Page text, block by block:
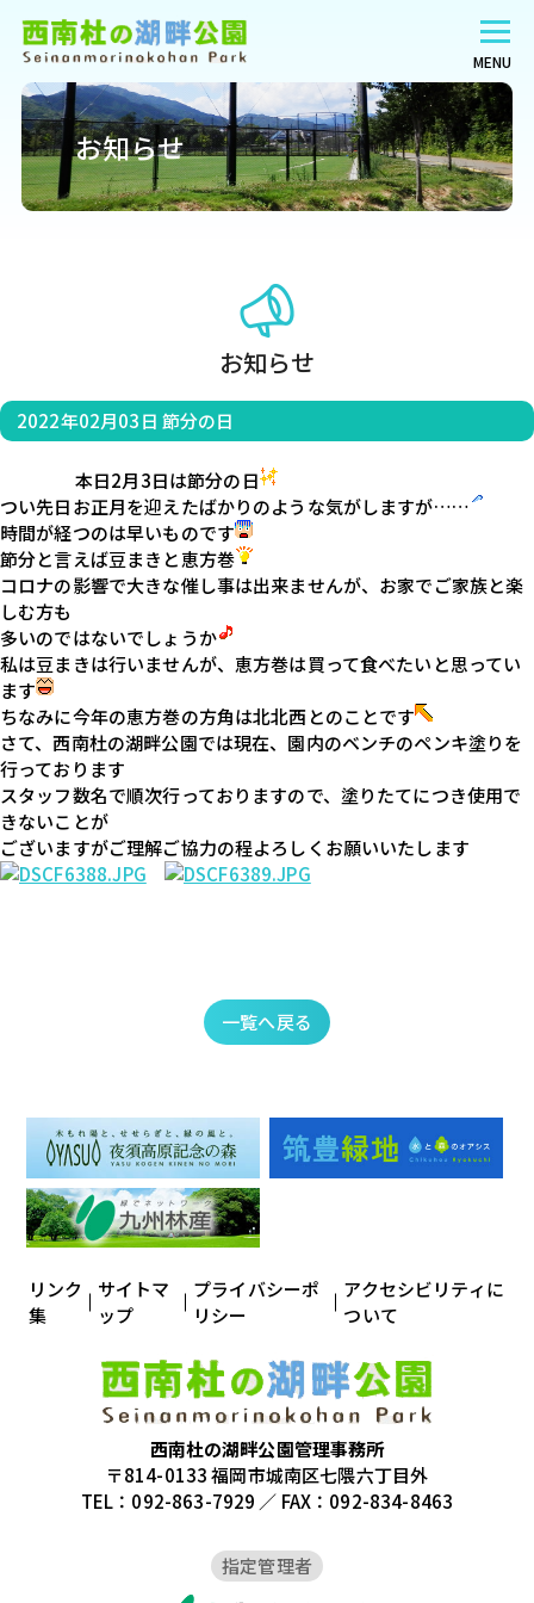
MENU
お知らせ
お知らせ
2022年02月03日 節分の日
                    本日2月3日は節分の日
つい先日お正月を迎えたばかりのような気がしますが……
時間が経つのは早いものです
節分と言えば豆まきと恵方巻
コロナの影響で大きな催し事は出来ませんが、お家でご家族と楽
しむ方も
多いのではないでしょうか
私は豆まきは行いませんが、恵方巻は買って食べたいと思ってい
ます
ちなみに今年の恵方巻の方角は北北西とのことです
さて、西南杜の湖畔公園では現在、園内のベンチのペンキ塗りを
行っております
スタッフ数名で順次行っておりますので、塗りたてにつき使用で
きないことが
一覧へ戻る
リンク
集
サイトマ
ップ
プライバシーポ
リシー
アクセシビリティに
ついて
西南杜の湖畔公園管理事務所
〒814-0133 福岡市城南区七隈六丁目外
TEL：092-863-7929 ／ FAX：092-834-8463
指定管理者